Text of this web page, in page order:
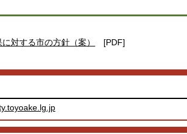
対する市の方針（案）
[PDF]